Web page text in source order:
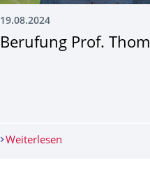
19.08.2024
Berufung Prof. Thom
Weiterlesen